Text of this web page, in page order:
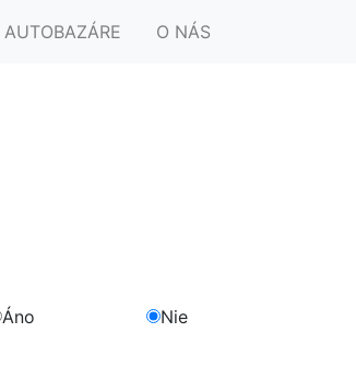
AUTOBAZÁRE O NÁS
Áno Nie